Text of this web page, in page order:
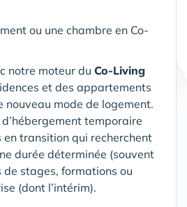
ou une chambre en Co-
notre moteur du Co-Living
et des appartements
nouveau mode de logement.
temporaire
en transition qui recherchent
durée déterminée (souvent
stages, formations ou
(dont l’intérim).